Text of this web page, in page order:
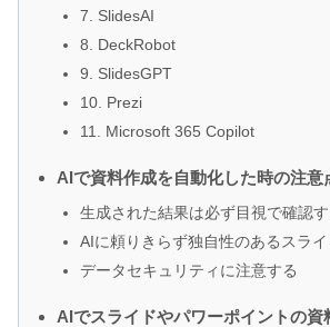
7. SlidesAI
8. DeckRobot
9. SlidesGPT
10. Prezi
11. Microsoft 365 Copilot
AIで資料作成を自動化した時の注意
生成された結果は必ず目視で確認す
AIに頼りきらず独自性のあるスラ
データセキュリティに注意する
AIでスライドやパワーポイントの資